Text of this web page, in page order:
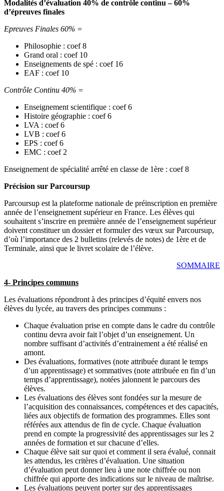
Modalités d’évaluation 40% de contrôle continu – 60%
d’épreuves finales
Epreuves Finales 60% =
Philosophie : coef 8
Grand oral : coef 10
Enseignements de spé : coef 16
EAF : coef 10
Contrôle Continu 40% =
Enseignement scientifique : coef 6
Histoire géographie : coef 6
LVA : coef 6
LVB : coef 6
EPS : coef 6
EMC : coef 2
Enseignement de spécialité arrêté en classe de 1ère : coef 8
Précision sur Parcoursup
Parcoursup est la plateforme nationale de préinscription en première
année de l’enseignement supérieur en France. Les élèves qui
souhaitent s’inscrire en première année de l’enseignement supérieur
doivent constituer un dossier et formuler des vœux sur Parcoursup,
d’où l’importance des 2 bulletins (relevés de notes) de 1ère et de
Terminale, ainsi que le livret scolaire de l’élève.
SOMMAIRE
4- Principes communs
Les évaluations répondront à des principes d’équité envers nos
élèves du lycée, au travers des principes communs :
Chaque évaluation prise en compte dans le cadre du contrôle
continu devra avoir fait l’objet d’un enseignement. Un
nombre suffisant d’activités d’entrainement a été réalisé en
amont.
Des évaluations, formatives (note attribuée durant le temps
d’un apprentissage) et sommatives (note attribuée en fin d’un
temps d’apprentissage), notées jalonnent le parcours des
élèves.
Les évaluations des élèves sont fondées sur la mesure de
l’acquisition des connaissances, compétences et des capacités,
liées aux objectifs de formation des programmes. Elles sont
référées aux attendus de fin de cycle. Chaque évaluation
prend en compte la progressivité des apprentissages sur les 2
années de formation et sur chacune d’elles.
Chaque élève sait sur quoi et comment il sera évalué, connait
les attendus, les critères d’évaluation. Une situation
d’évaluation peut donner lieu à une note chiffrée ou non
chiffrée qui apporte des indications sur le niveau de maîtrise.
Les évaluations peuvent porter sur des apprentissages